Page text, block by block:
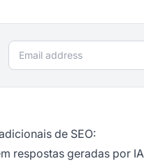
Email address
de SEO:
respostas geradas por IA